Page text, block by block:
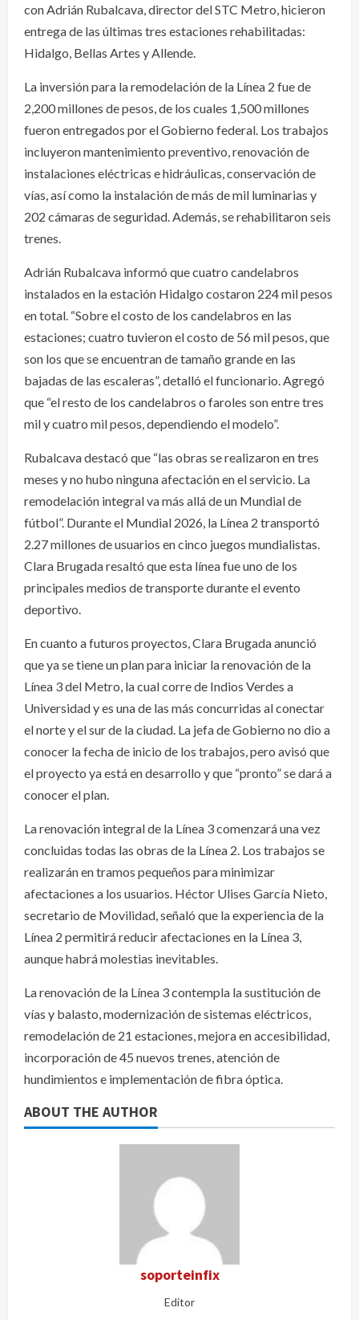
con Adrián Rubalcava, director del STC Metro, hicieron
entrega de las últimas tres estaciones rehabilitadas:
Hidalgo, Bellas Artes y Allende.
La inversión para la remodelación de la Línea 2 fue de
2,200 millones de pesos, de los cuales 1,500 millones
fueron entregados por el Gobierno federal. Los trabajos
incluyeron mantenimiento preventivo, renovación de
instalaciones eléctricas e hidráulicas, conservación de
vías, así como la instalación de más de mil luminarias y
202 cámaras de seguridad. Además, se rehabilitaron seis
trenes.
Adrián Rubalcava informó que cuatro candelabros
instalados en la estación Hidalgo costaron 224 mil pesos
en total. “Sobre el costo de los candelabros en las
estaciones; cuatro tuvieron el costo de 56 mil pesos, que
son los que se encuentran de tamaño grande en las
bajadas de las escaleras”, detalló el funcionario. Agregó
que “el resto de los candelabros o faroles son entre tres
mil y cuatro mil pesos, dependiendo el modelo”.
Rubalcava destacó que “las obras se realizaron en tres
meses y no hubo ninguna afectación en el servicio. La
remodelación integral va más allá de un Mundial de
fútbol”. Durante el Mundial 2026, la Línea 2 transportó
2.27 millones de usuarios en cinco juegos mundialistas.
Clara Brugada resaltó que esta línea fue uno de los
principales medios de transporte durante el evento
deportivo.
En cuanto a futuros proyectos, Clara Brugada anunció
que ya se tiene un plan para iniciar la renovación de la
Línea 3 del Metro, la cual corre de Indios Verdes a
Universidad y es una de las más concurridas al conectar
el norte y el sur de la ciudad. La jefa de Gobierno no dio a
conocer la fecha de inicio de los trabajos, pero avisó que
el proyecto ya está en desarrollo y que “pronto” se dará a
conocer el plan.
La renovación integral de la Línea 3 comenzará una vez
concluidas todas las obras de la Línea 2. Los trabajos se
realizarán en tramos pequeños para minimizar
afectaciones a los usuarios. Héctor Ulises García Nieto,
secretario de Movilidad, señaló que la experiencia de la
Línea 2 permitirá reducir afectaciones en la Línea 3,
aunque habrá molestias inevitables.
La renovación de la Línea 3 contempla la sustitución de
vías y balasto, modernización de sistemas eléctricos,
remodelación de 21 estaciones, mejora en accesibilidad,
incorporación de 45 nuevos trenes, atención de
hundimientos e implementación de fibra óptica.
ABOUT THE AUTHOR
soporteinfix
Editor